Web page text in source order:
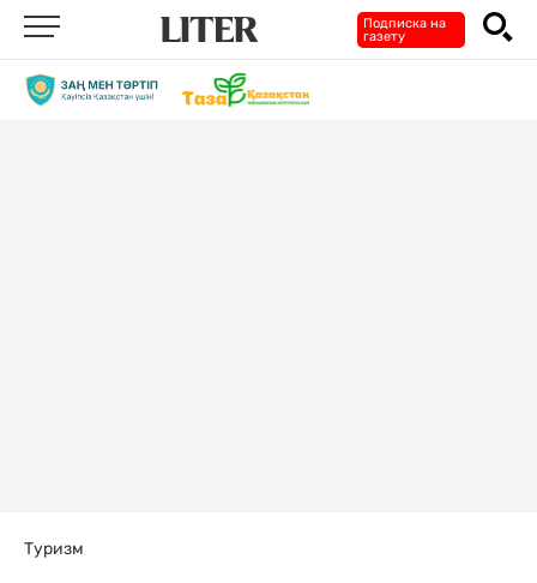
Подписка на
газету
Туризм